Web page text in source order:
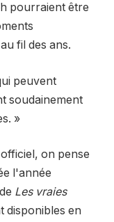
pourraient être
fil des ans.
peuvent
soudainement
»
on pense
l'année
Les vraies
disponibles en